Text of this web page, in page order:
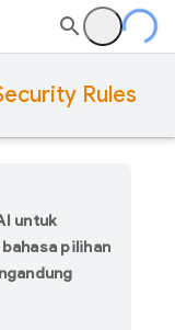
Rules
untuk
pilihan